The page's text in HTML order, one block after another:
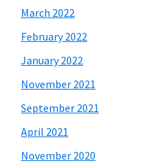
March 2022
February 2022
January 2022
November 2021
September 2021
April 2021
November 2020